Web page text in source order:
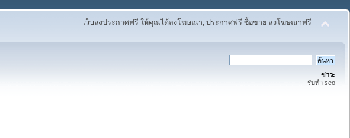
เว็บลงประกาศฟรี ให้คุณได้ลงโฆษณา, ประกาศฟรี ซื้อขาย ลงโฆษณาฟรี
ข่าว:
รับทำ seo